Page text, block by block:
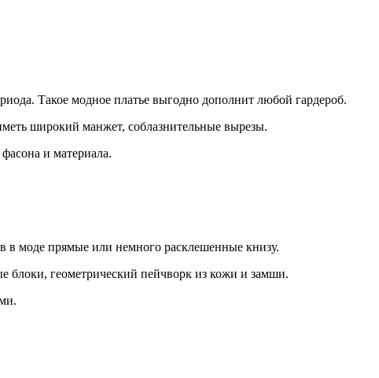
Такое модное платье выгодно дополнит любой гардероб.
широкий манжет, соблазнительные вырезы.
и материала.
в моде прямые или немного расклешенные книзу.
геометрический пейчворк из кожи и замши.